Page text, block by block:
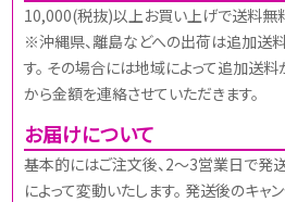
10,000(税抜)以上お買い上げで送料無
※沖縄県、離島などへの出荷は追加送
す。 その場合には地域によって追加送
から金額を連絡させていただきます。
お届けについて
基本的にはご注文後、2～3営業日で発
によって変動いたします。 発送後のキャ